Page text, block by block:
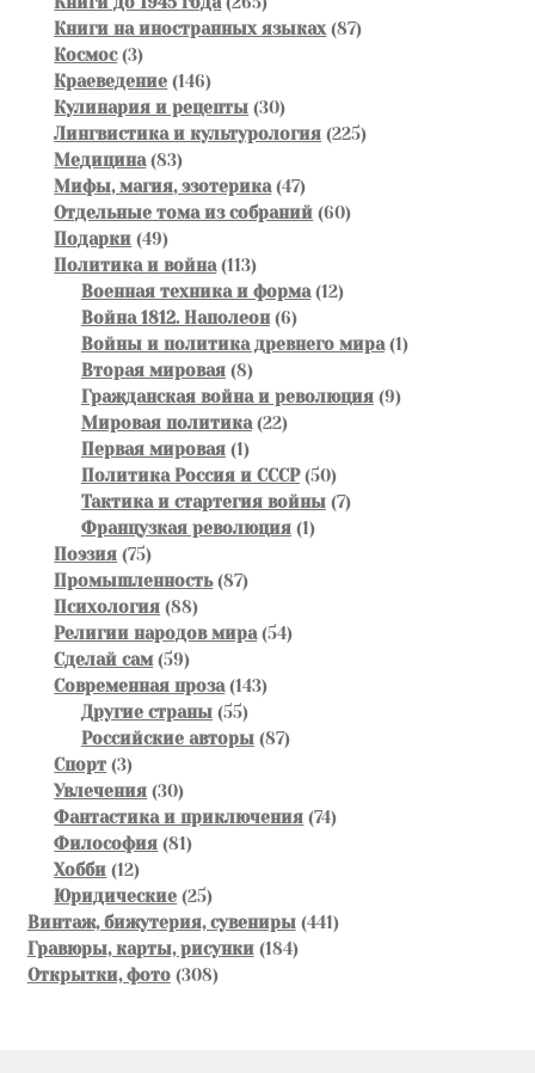
товаров
Книги на иностранных языках 8787
Космос 33
товара
Краеведение 146146
товаров
Кулинария и рецепты 3030
товаров
Лингвистика и культурология 225225
Медицина 8383
товара
Мифы, магия, эзотерика 4747
товаров
Отдельные тома из собраний 6060
Подарки 4949
товаров
Политика и война 113113
товаров
Военная техника и форма 1212
Война 1812. Наполеон 66
товаров
Войны и политика древнего мира 11
Вторая мировая 88
товаров
Гражданская война и революция 99
Мировая политика 2222
Первая мировая 11
товар
Политика Россия и СССР 5050
товаров
Тактика и стартегия войны 77
Французкая революция 11
Поэзия 7575
товаров
Промышленность 8787
Психология 8888
товаров
Религии народов мира 5454
Сделай сам 5959
товаров
Современная проза 143143
Другие страны 5555
товаров
Российские авторы 8787
Спорт 33
товара
Увлечения 3030
товаров
Фантастика и приключения 7474
Философия 8181
Хобби 1212
товаров
Юридические 2525
товаров
Винтаж, бижутерия, сувениры 441441
Гравюры, карты, рисунки 184184
Открытки, фото 308308